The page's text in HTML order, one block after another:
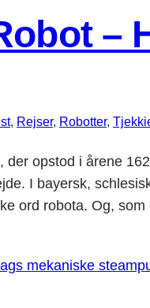
–
, Rejser, Robotter,
der opstod i årene
I bayersk,
ord robota. Og,